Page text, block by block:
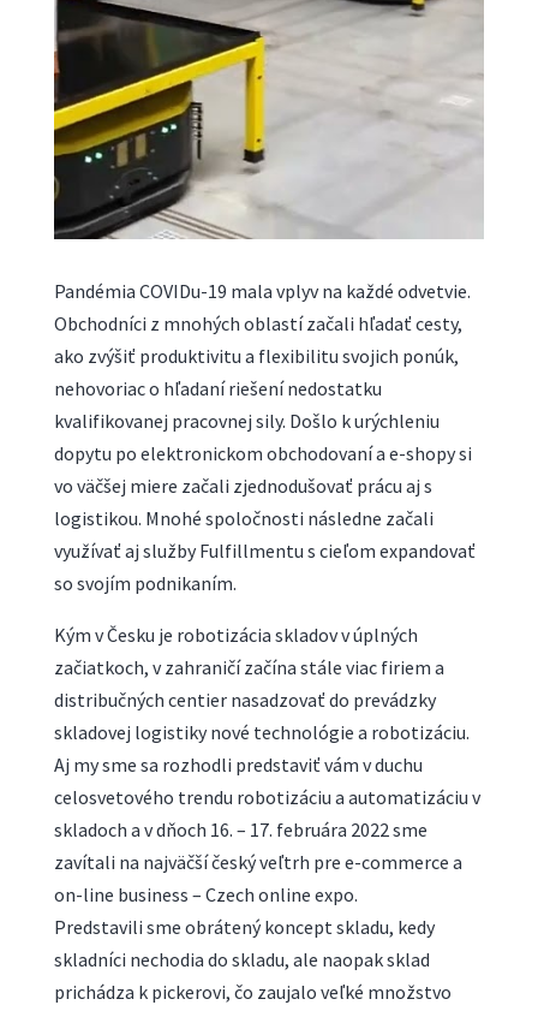
Pandémia COVIDu-19 mala vplyv na každé odvetvie.
Obchodníci z mnohých oblastí začali hľadať cesty,
ako zvýšiť produktivitu a flexibilitu svojich ponúk,
nehovoriac o hľadaní riešení nedostatku
kvalifikovanej pracovnej sily. Došlo k urýchleniu
dopytu po elektronickom obchodovaní a e-shopy si
vo väčšej miere začali zjednodušovať prácu aj s
logistikou. Mnohé spoločnosti následne začali
využívať aj služby Fulfillmentu s cieľom expandovať
so svojím podnikaním.
Kým v Česku je robotizácia skladov v úplných
začiatkoch, v zahraničí začína stále viac firiem a
distribučných centier nasadzovať do prevádzky
skladovej logistiky nové technológie a robotizáciu.
Aj my sme sa rozhodli predstaviť vám v duchu
celosvetového trendu robotizáciu a automatizáciu v
skladoch a v dňoch 16. – 17. februára 2022 sme
zavítali na najväčší český veľtrh pre e-commerce a
on-line business – Czech online expo.
Predstavili sme obrátený koncept skladu, kedy
skladníci nechodia do skladu, ale naopak sklad
prichádza k pickerovi, čo zaujalo veľké množstvo